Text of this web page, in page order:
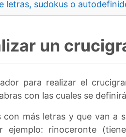
letras, sudokus o
un
para realizar el
con las cuales se
con más letras y que van a
ejemplo: rinoceronte